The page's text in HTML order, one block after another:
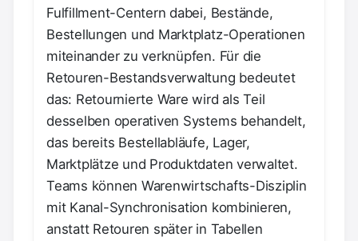
Fulfillment-Centern dabei, Bestände,
Bestellungen und Marktplatz-Operationen
miteinander zu verknüpfen. Für die
Retouren-Bestandsverwaltung bedeutet
das: Retournierte Ware wird als Teil
desselben operativen Systems behandelt,
das bereits Bestellabläufe, Lager,
Marktplätze und Produktdaten verwaltet.
Teams können Warenwirtschafts-Disziplin
mit Kanal-Synchronisation kombinieren,
anstatt Retouren später in Tabellen